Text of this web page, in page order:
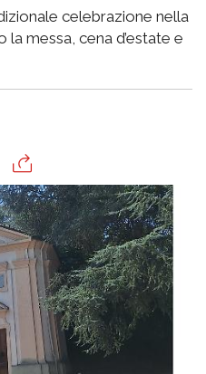
celebrazione nella
messa, cena d’estate e